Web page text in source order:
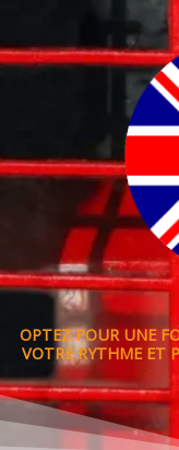
OPTEZ POUR UNE
VOTRE RYTHME ET